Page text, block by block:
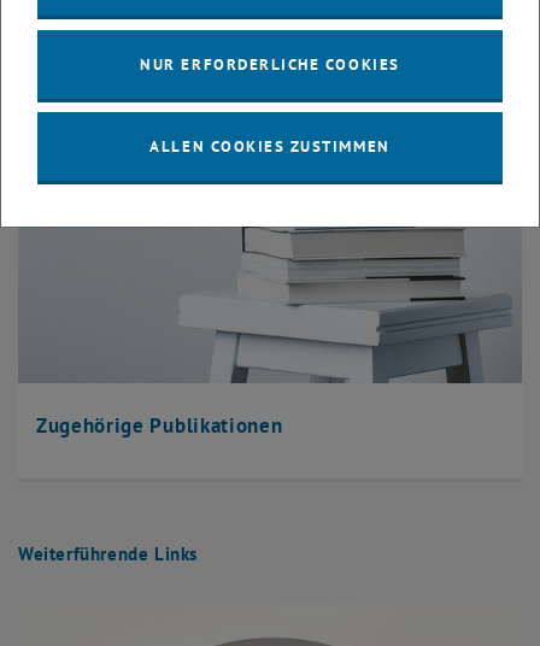
Zugehörige Publikationen
Weiterführende Links
NUR ERFORDERLICHE COOKIES
ALLEN COOKIES ZUSTIMMEN